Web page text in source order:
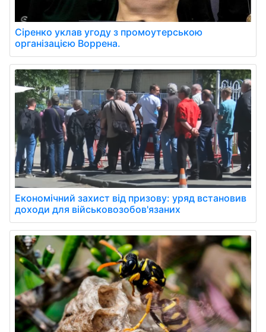
Сіренко уклав угоду з промоутерською
організацією Воррена.
Економічний захист від призову: уряд встановив
доходи для військовозобов'язаних